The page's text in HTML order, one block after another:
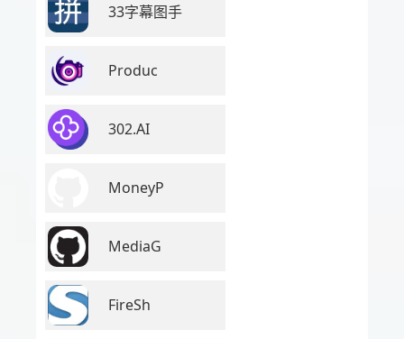
33字幕图手
Produc
302.AI
MoneyP
MediaG
FireSh